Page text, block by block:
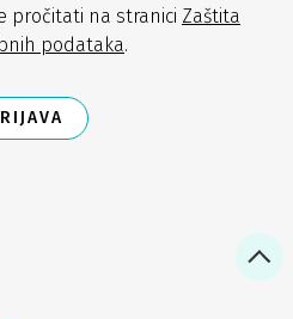
pročitati na stranici Zaštita
podataka.